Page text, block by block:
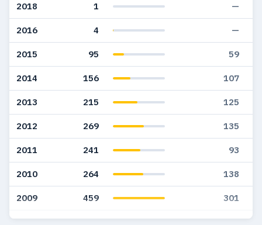
2018 1 —
2016 4 —
2015 95 59
2014 156 107
2013 215 125
2012 269 135
2011 241 93
2010 264 138
2009 459 301
2008 228 208